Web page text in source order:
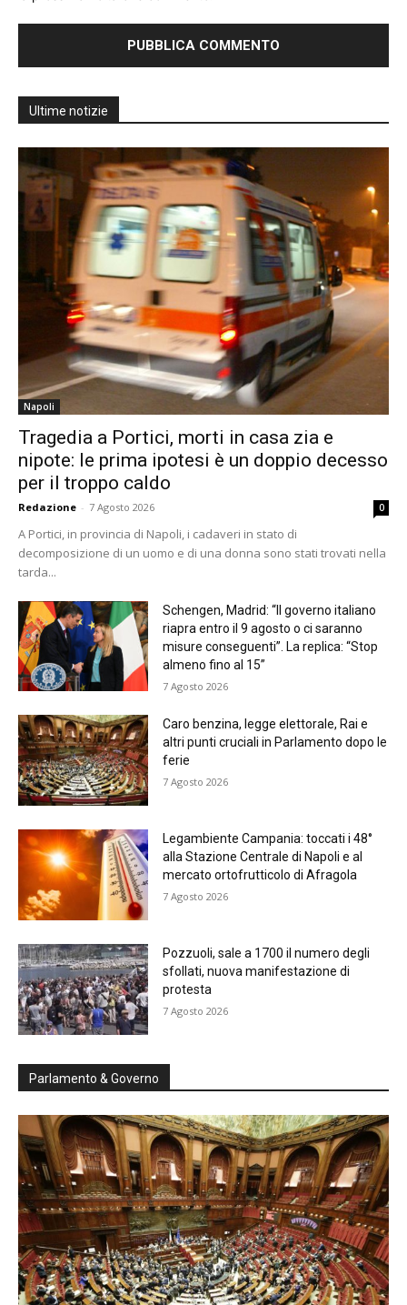
Ultime notizie
Napoli
Tragedia a Portici, morti in casa zia e
nipote: le prima ipotesi è un doppio decesso
per il troppo caldo
Redazione - 7 Agosto 2026 0
A Portici, in provincia di Napoli, i cadaveri in stato di
decomposizione di un uomo e di una donna sono stati trovati nella
tarda...
Schengen, Madrid: “Il governo italiano
riapra entro il 9 agosto o ci saranno
misure conseguenti”. La replica: “Stop
almeno fino al 15”
7 Agosto 2026
Caro benzina, legge elettorale, Rai e
altri punti cruciali in Parlamento dopo le
ferie
7 Agosto 2026
Legambiente Campania: toccati i 48°
alla Stazione Centrale di Napoli e al
mercato ortofrutticolo di Afragola
7 Agosto 2026
Pozzuoli, sale a 1700 il numero degli
sfollati, nuova manifestazione di
protesta
7 Agosto 2026
Parlamento & Governo